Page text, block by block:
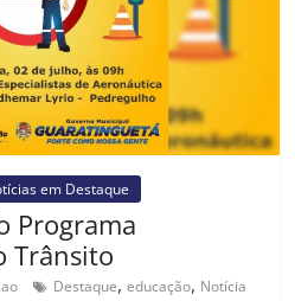
em Destaque
Programa
Trânsito
Destaque,educação, Notícia